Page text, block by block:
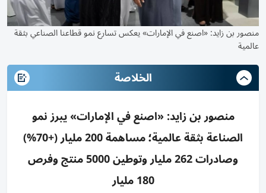
منصور بن زايد: «اصنع في الإمارات» يعكس تسارع نمو قطاعنا الصناعي بثقة
عالمية
الخلاصة
منصور بن زايد: «اصنع في الإمارات» يبرز نمو
الصناعة بثقة عالمية؛ مساهمة 200 مليار (+70%)
وصادرات 262 مليار وتوطين 5000 منتج وفرص
180 مليار